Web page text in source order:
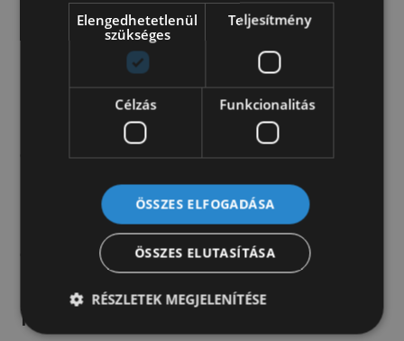
Műszaki
adaptív tempomat
Eladó a képen látható Audi A4. Igénybevett
álapotban került hozzánk, azonban felújítottuk és
lengőkar csere, szelepfedél tömítés, új akkumlátor
berakása, új jobb oldali ABS jeladó szerelése, 2 db
féltengely-csukló, fékbetét csere esett meg az
autón. Azonosító: B2378
1.590.000 Ft
Elengedhetetlenül
szükséges
Teljesítmény
Célzás Funkcionalitás
ÖSSZES ELFOGADÁSA
ÖSSZES ELUTASÍTÁSA
RÉSZLETEK MEGJELENÍTÉSE